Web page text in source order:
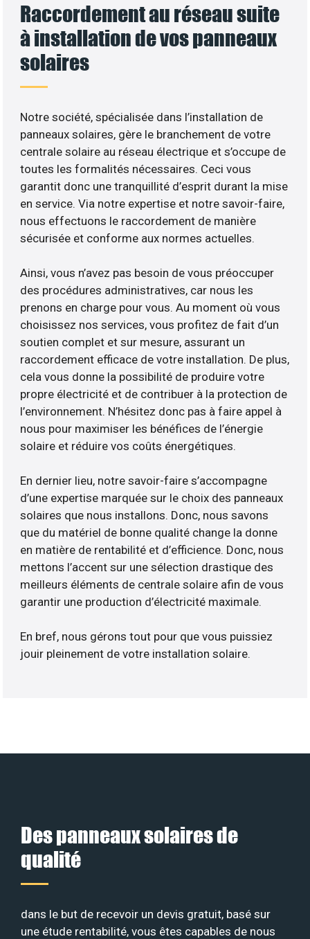
Raccordement au réseau suite
à installation de vos panneaux
solaires
Notre société, spécialisée dans l’installation de
panneaux solaires, gère le branchement de votre
centrale solaire au réseau électrique et s’occupe de
toutes les formalités nécessaires. Ceci vous
garantit donc une tranquillité d’esprit durant la mise
en service. Via notre expertise et notre savoir-faire,
nous effectuons le raccordement de manière
sécurisée et conforme aux normes actuelles.
Ainsi, vous n’avez pas besoin de vous préoccuper
des procédures administratives, car nous les
prenons en charge pour vous. Au moment où vous
choisissez nos services, vous profitez de fait d’un
soutien complet et sur mesure, assurant un
raccordement efficace de votre installation. De plus,
cela vous donne la possibilité de produire votre
propre électricité et de contribuer à la protection de
l’environnement. N’hésitez donc pas à faire appel à
nous pour maximiser les bénéfices de l’énergie
solaire et réduire vos coûts énergétiques.
En dernier lieu, notre savoir-faire s’accompagne
d’une expertise marquée sur le choix des panneaux
solaires que nous installons. Donc, nous savons
que du matériel de bonne qualité change la donne
en matière de rentabilité et d’efficience. Donc, nous
mettons l’accent sur une sélection drastique des
meilleurs éléments de centrale solaire afin de vous
garantir une production d’électricité maximale.
En bref, nous gérons tout pour que vous puissiez
jouir pleinement de votre installation solaire.
Des panneaux solaires de
qualité
dans le but de recevoir un devis gratuit, basé sur
une étude rentabilité, vous êtes capables de nous